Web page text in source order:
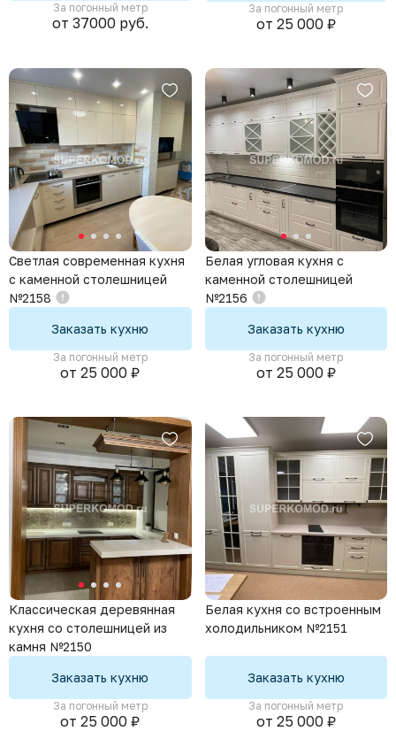
За погонный метр
от 37000 руб.
За погонный метр
от 25 000 ₽
Светлая современная кухня
с каменной столешницей
№2158
Заказать кухню
За погонный метр
от 25 000 ₽
Белая угловая кухня с
каменной столешницей
№2156
Заказать кухню
За погонный метр
от 25 000 ₽
Классическая деревянная
кухня со столешницей из
камня №2150
Заказать кухню
За погонный метр
от 25 000 ₽
Белая кухня со встроенным
холодильником №2151
Заказать кухню
За погонный метр
от 25 000 ₽